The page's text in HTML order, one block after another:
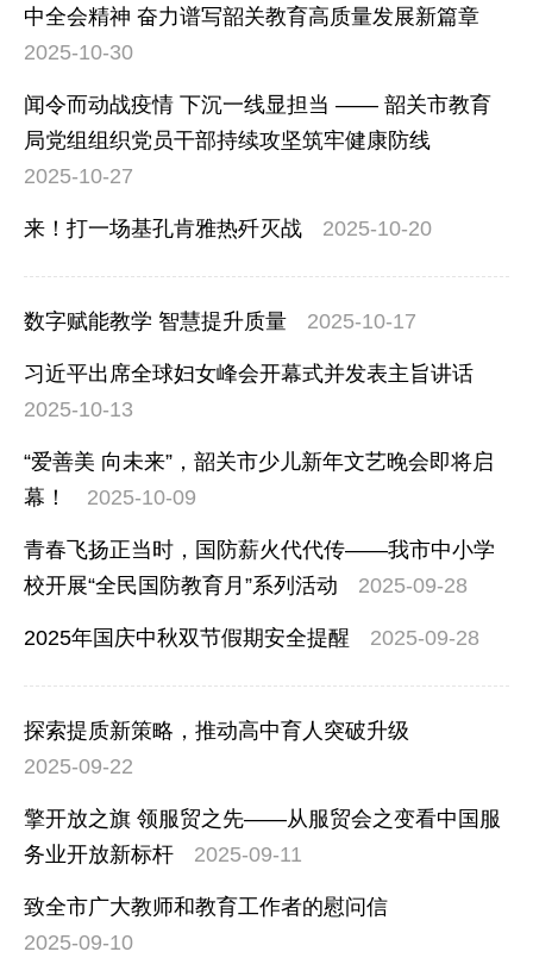
中全会精神 奋力谱写韶关教育高质量发展新篇章
2025-10-30
闻令而动战疫情 下沉一线显担当 —— 韶关市教育
局党组组织党员干部持续攻坚筑牢健康防线
2025-10-27
来！打一场基孔肯雅热歼灭战 2025-10-20
数字赋能教学 智慧提升质量 2025-10-17
习近平出席全球妇女峰会开幕式并发表主旨讲话
2025-10-13
“爱善美 向未来”，韶关市少儿新年文艺晚会即将启
幕！
2025-10-09
青春飞扬正当时，国防薪火代代传——我市中小学
校开展“全民国防教育月”系列活动
2025-09-28
2025年国庆中秋双节假期安全提醒 2025-09-28
探索提质新策略，推动高中育人突破升级
2025-09-22
擎开放之旗 领服贸之先——从服贸会之变看中国服
务业开放新标杆
2025-09-11
致全市广大教师和教育工作者的慰问信
2025-09-10